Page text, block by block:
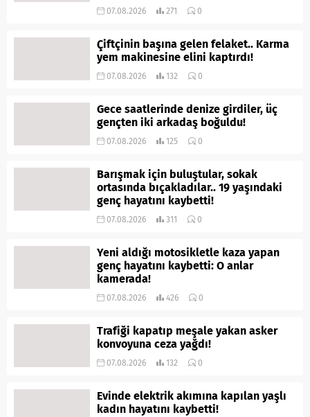
07.08.2026 271 0
Çiftçinin başına gelen felaket.. Karma
yem makinesine elini kaptırdı!
07.08.2026 132 0
Gece saatlerinde denize girdiler, üç
gençten iki arkadaş boğuldu!
07.08.2026 125 0
Barışmak için buluştular, sokak
ortasında bıçakladılar.. 19 yaşındaki
genç hayatını kaybetti!
07.08.2026 311 0
Yeni aldığı motosikletle kaza yapan
genç hayatını kaybetti: O anlar
kamerada!
07.08.2026 426 0
Trafiği kapatıp meşale yakan asker
konvoyuna ceza yağdı!
07.08.2026 132 0
Evinde elektrik akımına kapılan yaşlı
kadın hayatını kaybetti!